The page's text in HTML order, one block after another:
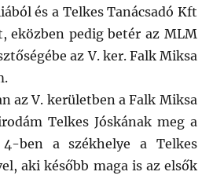
és a Telkes Tanácsadó Kft
eközben pedig betér az MLM
az V. ker. Falk Miksa
az V. kerületben a Falk Miksa
Telkes Jóskának meg a
ben a székhelye a Telkes
aki később maga is az elsők